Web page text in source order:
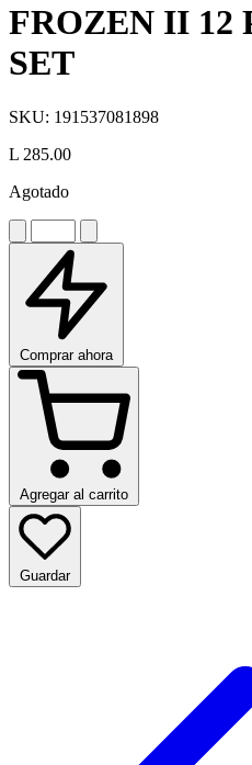
FROZEN II 12
SET
SKU: 191537081898
L 285.00
Agotado
Comprar ahora
Agregar al carrito
Guardar